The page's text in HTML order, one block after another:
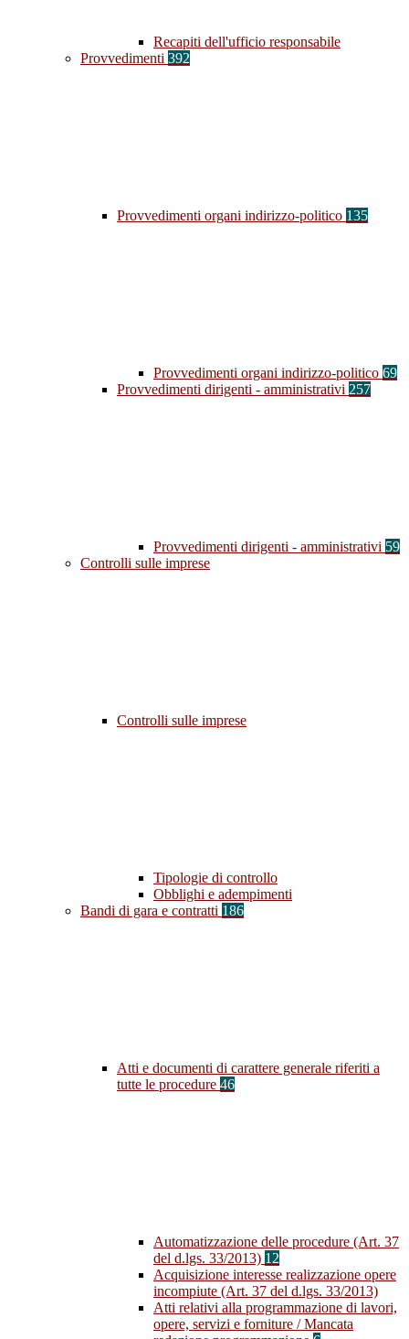
Recapiti dell'ufficio responsabile
Provvedimenti 392
Provvedimenti organi indirizzo-politico 135
Provvedimenti organi indirizzo-politico 69
Provvedimenti dirigenti - amministrativi 257
Provvedimenti dirigenti - amministrativi 59
Controlli sulle imprese
Controlli sulle imprese
Tipologie di controllo
Obblighi e adempimenti
Bandi di gara e contratti 186
Atti e documenti di carattere generale riferiti a
tutte le procedure 46
Automatizzazione delle procedure (Art. 37
del d.lgs. 33/2013) 12
Acquisizione interesse realizzazione opere
incompiute (Art. 37 del d.lgs. 33/2013)
Atti relativi alla programmazione di lavori,
opere, servizi e forniture / Mancata